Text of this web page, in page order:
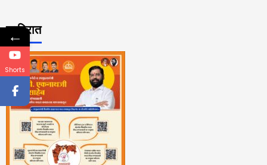
जाहिरात
←
Shorts